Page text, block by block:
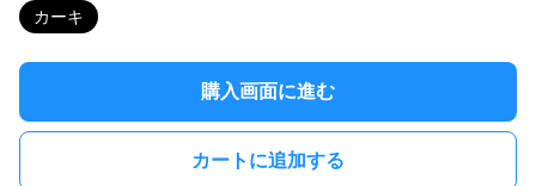
カーキ
購入画面に進む
カートに追加する